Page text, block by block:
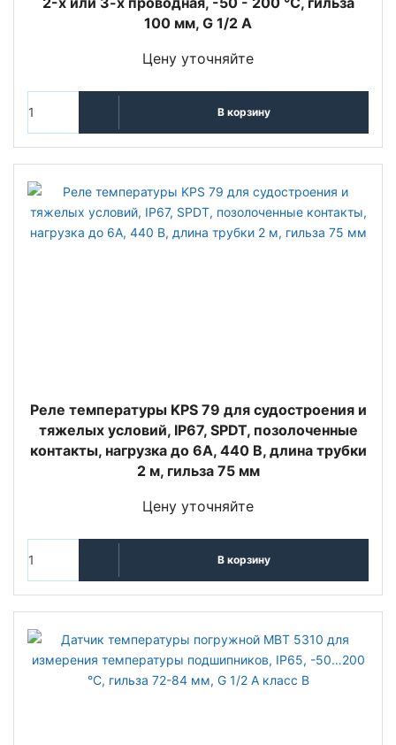
100 мм, G 1/2 A
Цену уточняйте
В корзину
Реле температуры KPS 79 для судостроения и
тяжелых условий, IP67, SPDT, позолоченные
контакты, нагрузка до 6А, 440 В, длина трубки
2 м, гильза 75 мм
Цену уточняйте
В корзину